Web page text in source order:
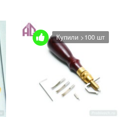
Купили >100 шт